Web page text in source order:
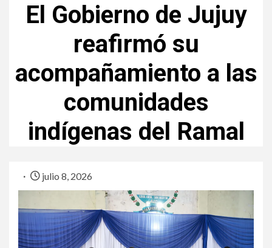
El Gobierno de Jujuy
reafirmó su
acompañamiento a las
comunidades
indígenas del Ramal
julio 8, 2026